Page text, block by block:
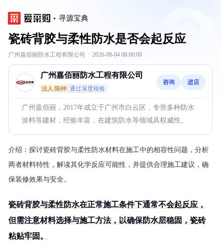
寻源宝典
瓷砖背胶与柔性防水是否会起反应
广州嘉佰丽防水工程有限公司 · 2026-08-04 08:00:00
广州嘉佰丽防水工程有限公司
法人:陈钟 通过深度核验
咨询 进店
广州嘉佰丽，2017年成立于广州市白云区，专营多种防水
涂料等建材，经验丰富，在建筑防水等领域具权威性。
介绍： 探讨瓷砖背胶与柔性防水材料在施工中的相容性问题，分析
两者材料特性，解读其化学反应可能性，并提供合理施工建议，确
保装修效果与安全。
瓷砖背胶与柔性防水在正常施工条件下通常不会起反应，
但需注意材料选择与施工方法，以确保防水层稳固，瓷砖
粘贴牢固。